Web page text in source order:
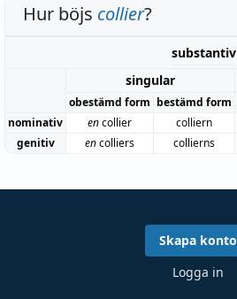
Hur böjs collier?
substantiv
singular
obestämd form bestämd form
nominativ
encollier colliern
genitiv
encolliers collierns
Skapa konto
Logga in